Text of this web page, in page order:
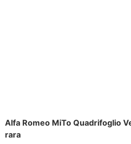
Alfa Romeo MiTo Quadrifoglio
rara